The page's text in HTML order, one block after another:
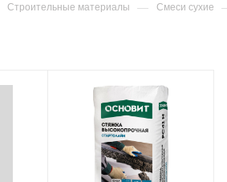
Строительные материалы — Смеси сухие